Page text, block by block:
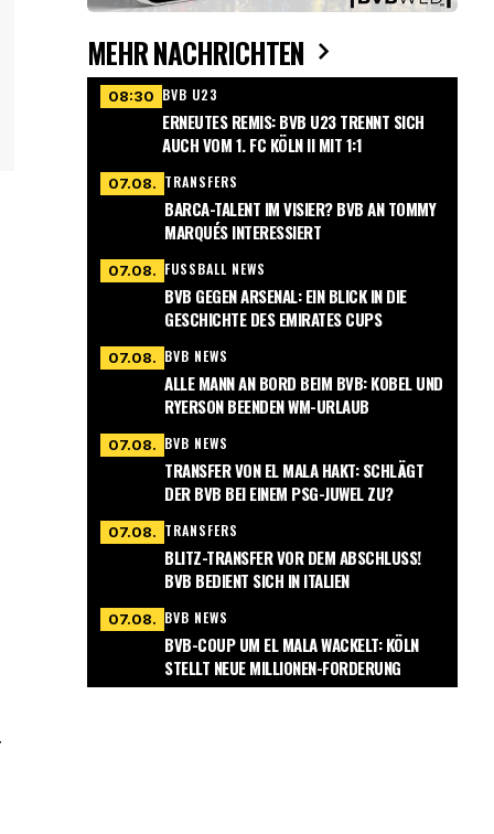
MEHR NACHRICHTEN
08:30 BVB U23
ERNEUTES REMIS: BVB U23 TRENNT SICH
AUCH VOM 1. FC KÖLN II MIT 1:1
07.08. TRANSFERS
BARCA-TALENT IM VISIER? BVB AN TOMMY
MARQUÉS INTERESSIERT
07.08. FUSSBALL NEWS
BVB GEGEN ARSENAL: EIN BLICK IN DIE
GESCHICHTE DES EMIRATES CUPS
07.08. BVB NEWS
ALLE MANN AN BORD BEIM BVB: KOBEL UND
RYERSON BEENDEN WM-URLAUB
07.08. BVB NEWS
TRANSFER VON EL MALA HAKT: SCHLÄGT
DER BVB BEI EINEM PSG-JUWEL ZU?
07.08. TRANSFERS
BLITZ-TRANSFER VOR DEM ABSCHLUSS!
BVB BEDIENT SICH IN ITALIEN
07.08. BVB NEWS
BVB-COUP UM EL MALA WACKELT: KÖLN
STELLT NEUE MILLIONEN-FORDERUNG